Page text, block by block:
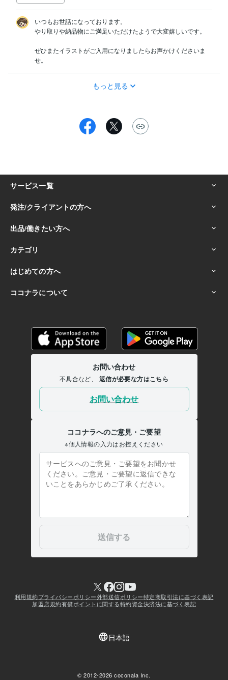
いつもお世話になっております。
やり取りや納品物にご満足いただけたようで大変嬉しいです。
ぜひまたイラストがご入用になりましたらお声かけくださいま
せ。
もっと見る